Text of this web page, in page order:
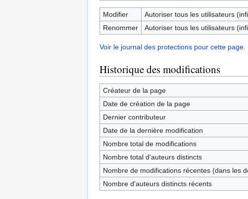
Modifier
Autoriser tous les utilisateurs
Renommer
Autoriser tous les utilisateurs
Voir le journal des protections pour cette page.
Historique des modifications
Créateur de la page
Date de création de la page
Dernier contributeur
Date de la dernière modification
Nombre total de modifications
Nombre total d'auteurs distincts
Nombre de modifications récentes (dans les
Nombre d'auteurs distincts récents